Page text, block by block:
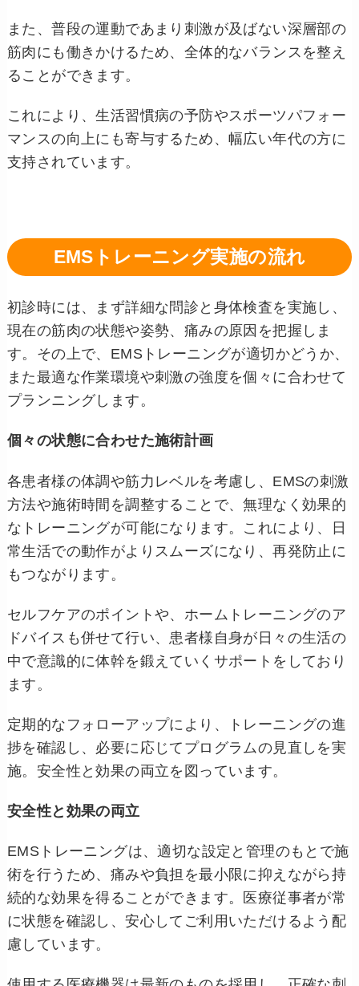
また、普段の運動であまり刺激が及ばない深層部の
筋肉にも働きかけるため、全体的なバランスを整え
ることができます。
これにより、生活習慣病の予防やスポーツパフォー
マンスの向上にも寄与するため、幅広い年代の方に
支持されています。
EMSトレーニング実施の流れ
初診時には、まず詳細な問診と身体検査を実施し、
現在の筋肉の状態や姿勢、痛みの原因を把握しま
す。その上で、EMSトレーニングが適切かどうか、
また最適な作業環境や刺激の強度を個々に合わせて
プランニングします。
個々の状態に合わせた施術計画
各患者様の体調や筋力レベルを考慮し、EMSの刺激
方法や施術時間を調整することで、無理なく効果的
なトレーニングが可能になります。これにより、日
常生活での動作がよりスムーズになり、再発防止に
もつながります。
セルフケアのポイントや、ホームトレーニングのア
ドバイスも併せて行い、患者様自身が日々の生活の
中で意識的に体幹を鍛えていくサポートをしており
ます。
定期的なフォローアップにより、トレーニングの進
捗を確認し、必要に応じてプログラムの見直しを実
施。安全性と効果の両立を図っています。
安全性と効果の両立
EMSトレーニングは、適切な設定と管理のもとで施
術を行うため、痛みや負担を最小限に抑えながら持
続的な効果を得ることができます。医療従事者が常
に状態を確認し、安心してご利用いただけるよう配
慮しています。